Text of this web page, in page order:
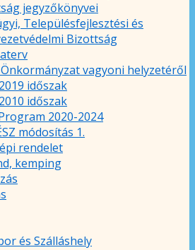
jegyzőkönyvei
Településfejlesztési és
Bizottság
Önkormányzat vagyoni helyzetéről
időszak
időszak
2020-2024
módosítás 1.
rendelet
kemping
és Szálláshely